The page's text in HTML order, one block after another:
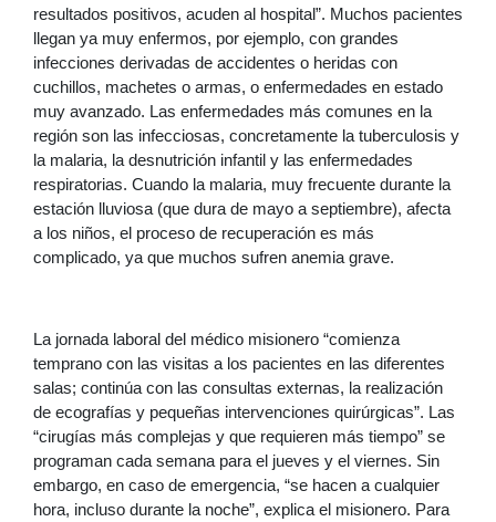
resultados positivos, acuden al hospital”. Muchos pacientes
llegan ya muy enfermos, por ejemplo, con grandes
infecciones derivadas de accidentes o heridas con
cuchillos, machetes o armas, o enfermedades en estado
muy avanzado. Las enfermedades más comunes en la
región son las infecciosas, concretamente la tuberculosis y
la malaria, la desnutrición infantil y las enfermedades
respiratorias. Cuando la malaria, muy frecuente durante la
estación lluviosa (que dura de mayo a septiembre), afecta
a los niños, el proceso de recuperación es más
complicado, ya que muchos sufren anemia grave.
La jornada laboral del médico misionero “comienza
temprano con las visitas a los pacientes en las diferentes
salas; continúa con las consultas externas, la realización
de ecografías y pequeñas intervenciones quirúrgicas”. Las
“cirugías más complejas y que requieren más tiempo” se
programan cada semana para el jueves y el viernes. Sin
embargo, en caso de emergencia, “se hacen a cualquier
hora, incluso durante la noche”, explica el misionero. Para